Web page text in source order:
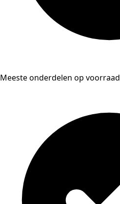
Meeste onderdelen op voorraad